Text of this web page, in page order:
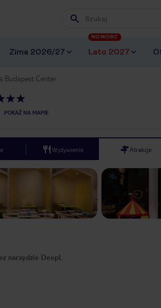
Wpisz frazę, której
Zima 2026/27 Lato 2027
NOWOŚĆ
Budapest Center
POKAŻ NA MAPIE
Wyżywienie Atrakcje
narzędzie DeepL